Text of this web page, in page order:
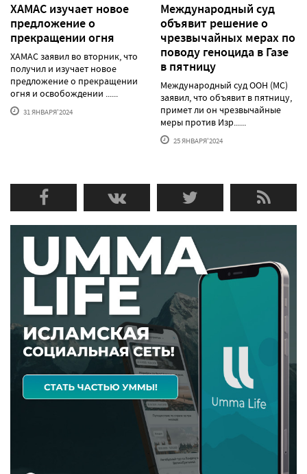
ХАМАС изучает новое
предложение о
прекращении огня
ХАМАС заявил во вторник, что
получил и изучает новое
предложение о прекращении
огня и освобождении ......
31 ЯНВАРЯ'2024
Международный суд
объявит решение о
чрезвычайных мерах по
поводу геноцида в Газе
в пятницу
Международный суд ООН (МС)
заявил, что объявит в пятницу,
примет ли он чрезвычайные
меры против Изр......
25 ЯНВАРЯ'2024